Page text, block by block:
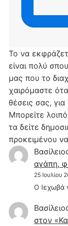
Το να
είναι πολύ
μας που το
χαιρόμαστε
θέσεις σας,
Μπορείτε
τα δείτε
προκειμένου
αγάπη,
25 Ιουλίου
Ο Ιεχωβά
στον